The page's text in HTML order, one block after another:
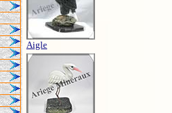
Aigle